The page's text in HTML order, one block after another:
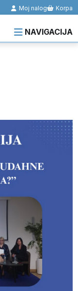
Moj nalog Korpa
NAVIGACIJA